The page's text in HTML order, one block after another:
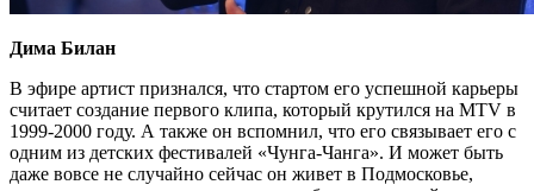
Дима Билан
В эфире артист признался, что стартом его успешной карьеры
считает создание первого клипа, который крутился на MTV в
1999-2000 году. А также он вспомнил, что его связывает его с
одним из детских фестивалей «Чунга-Чанга». И может быть
даже вовсе не случайно сейчас он живет в Подмосковье,